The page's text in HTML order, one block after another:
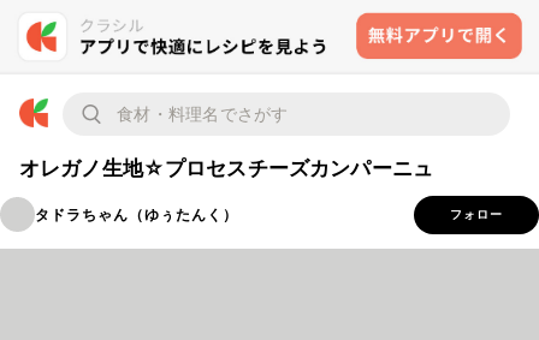
オレガノ生地☆プロセスチーズカンパーニュ
タドラちゃん（ゆぅたんく） フォロー